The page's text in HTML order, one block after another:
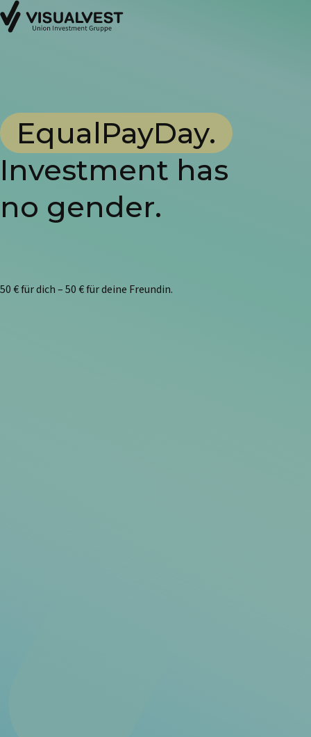
EqualPayDay.
Investment has
no gender.
50 € für dich – 50 € für deine Freundin.